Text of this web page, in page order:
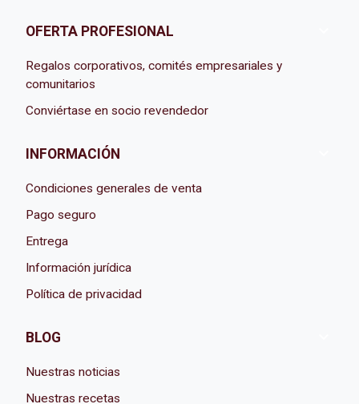
OFERTA PROFESIONAL
Regalos corporativos, comités empresariales y
comunitarios
Conviértase en socio revendedor
INFORMACIÓN
Condiciones generales de venta
Pago seguro
Entrega
Información jurídica
Política de privacidad
BLOG
Nuestras noticias
Nuestras recetas